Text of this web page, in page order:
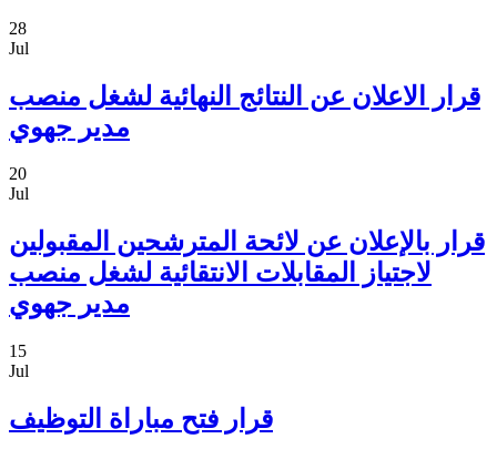
28
Jul
قرار الاعلان عن النتائج النهائية لشغل منصب
مدير جهوي
20
Jul
قرار بالإعلان عن لائحة المترشحين المقبولين
لاجتياز المقابلات الانتقائية لشغل منصب
مدير جهوي
15
Jul
قرار فتح مباراة التوظيف